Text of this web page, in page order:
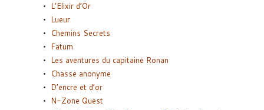
L’Elixir d’Or
Lueur
Chemins Secrets
Fatum
Les aventures du capitaine Ronan
Chasse anonyme
D’encre et d’or
N-Zone Quest